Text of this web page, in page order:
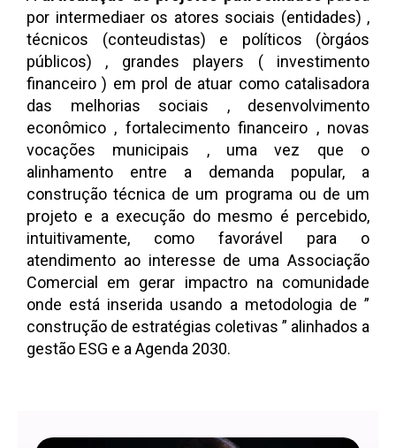
por intermediaer os atores sociais (entidades) ,
técnicos (conteudistas) e políticos (òrgáos
públicos) , grandes players ( investimento
financeiro ) em prol de atuar como catalisadora
das melhorias sociais , desenvolvimento
econômico , fortalecimento financeiro , novas
vocações municipais , uma vez que o
alinhamento entre a demanda popular, a
construção técnica de um programa ou de um
projeto e a execução do mesmo é percebido,
intuitivamente, como favorável para o
atendimento ao interesse de uma Associação
Comercial em gerar impactro na comunidade
onde está inserida usando a metodologia de ”
construção de estratégias coletivas ” alinhados a
gestão ESG e a Agenda 2030.